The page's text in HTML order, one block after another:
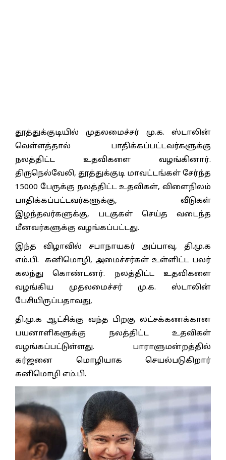
தூத்துக்குடியில் முதலமைச்சர் மு.க. ஸ்டாலின்
வெள்ளத்தால் பாதிக்கப்பட்டவர்களுக்கு
நலத்திட்ட உதவிகளை வழங்கினார்.
திருநெல்வேலி, தூத்துக்குடி மாவட்டங்கள் சேர்ந்த
15000 பேருக்கு நலத்திட்ட உதவிகள், விளைநிலம்
பாதிக்கப்பட்டவர்களுக்கு, வீடுகள்
இழந்தவர்களுக்கு, படகுகள் செய்த வடைந்த
மீனவர்களுக்கு வழங்கப்பட்டது.
இந்த விழாவில் சபாநாயகர் அப்பாவு, தி.மு.க
எம்.பி. கனிமொழி, அமைச்சர்கள் உள்ளிட்ட பலர்
கலந்து கொண்டனர். நலத்திட்ட உதவிகளை
வழங்கிய முதலமைச்சர் மு.க. ஸ்டாலின்
பேசியிருப்பதாவது,
தி.மு.க ஆட்சிக்கு வந்த பிறகு லட்சக்கணக்கான
பயனாளிகளுக்கு நலத்திட்ட உதவிகள்
வழங்கப்பட்டுள்ளது. பாராளுமன்றத்தில்
கர்ஜனை மொழியாக செயல்படுகிறார்
கனிமொழி எம்.பி.